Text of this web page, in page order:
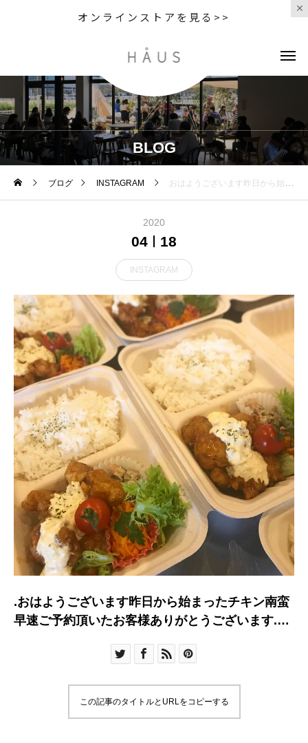
オンラインストアを見る>>
BLOG
ブログ INSTAGRAM .おはようございます️昨日から始まったチキン南蛮早速ご予約頂いたお客様ありがとうございます️.本日も美味しいお弁当を用意しておりますので是非ご来店ください.《HÅUS営業時間》◎ショップ 11:00〜20:00#HAUS#HÅUS#TABLEHAUS#hausmatsue#haus_matsue#galette#crepe#ガレット#クレープ#クレープリー#松江ランチ#松江カフェ#サンドイッチ#モーニング#松江モーニング#morning#ドリンク#テイクアウトドリンク#パスタ#パスタランチ#松江パスタ#ケーキ#タピオカ#松江タピオカ
2020
04 18
INSTAGRAM
.おはようございます️昨日から始まったチキン南蛮
早速ご予約頂いたお客様ありがとうございます️.本
ご来店ください.《HÅUS営業時間》◎ショップ
この記事のタイトルとURLをコピーする